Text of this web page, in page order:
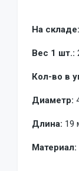
На складе:
Вес 1 шт.:
Кол-во в
Диаметр:
Длина: 19
Материал: